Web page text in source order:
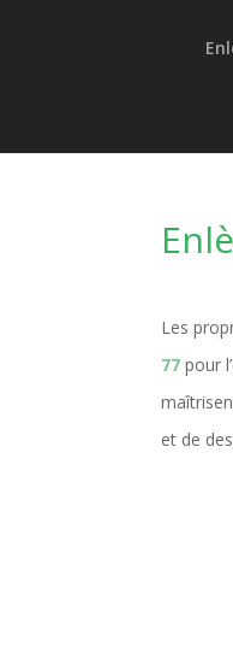
Les
77 pour l’
et de